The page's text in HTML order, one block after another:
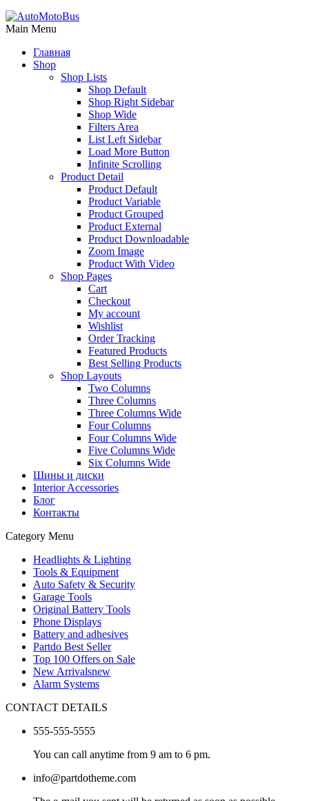
Main Menu
Главная
Shop
Shop Lists
Shop Default
Shop Right Sidebar
Shop Wide
Filters Area
List Left Sidebar
Load More Button
Infinite Scrolling
Product Detail
Product Default
Product Variable
Product Grouped
Product External
Product Downloadable
Zoom Image
Product With Video
Shop Pages
Cart
Checkout
My account
Wishlist
Order Tracking
Featured Products
Best Selling Products
Shop Layouts
Two Columns
Three Columns
Three Columns Wide
Four Columns
Four Columns Wide
Five Columns Wide
Six Columns Wide
Шины и диски
Interior Accessories
Блог
Контакты
Category Menu
Headlights & Lighting
Tools & Equipment
Auto Safety & Security
Garage Tools
Original Battery Tools
Phone Displays
Battery and adhesives
Partdo Best Seller
Top 100 Offers on Sale
New Arrivalsnew
Alarm Systems
CONTACT DETAILS
555-555-5555
You can call anytime from 9 am to 6 pm.
info@partdotheme.com